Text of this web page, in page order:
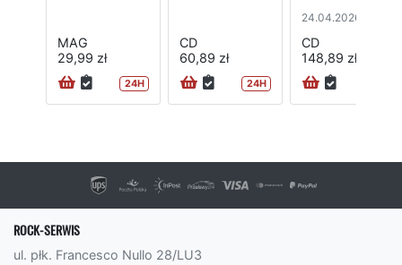
MAG
29,99 zł
24H
CD
60,89 zł
24H
24.04.2026
CD
148,89 zł
ROCK-SERWIS
ul. płk. Francesco Nullo 28/LU3